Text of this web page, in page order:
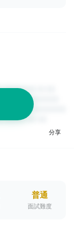
分享
普通
面試難度